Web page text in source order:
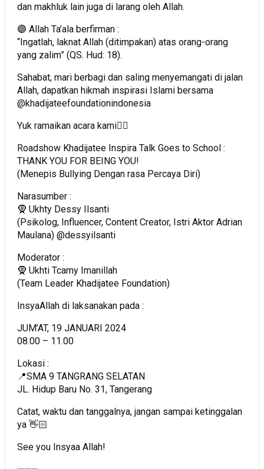
dan makhluk lain juga di larang oleh Allah.
🟣 Allah Ta’ala berfirman :
“Ingatlah, laknat Allah (ditimpakan) atas orang-orang
yang zalim” (QS. Hud: 18).
Sahabat, mari berbagi dan saling menyemangati di jalan
Allah, dapatkan hikmah inspirasi Islami bersama
@khadijateefoundationindonesia
Yuk ramaikan acara kami👇🏻
Roadshow Khadijatee Inspira Talk Goes to School :
THANK YOU FOR BEING YOU!
(Menepis Bullying Dengan rasa Percaya Diri)
Narasumber :
🧕 Ukhty Dessy Ilsanti
(Psikolog, Influencer, Content Creator, Istri Aktor Adrian
Maulana) @dessyilsanti
Moderator :
🧕 Ukhti Tcamy Imanillah
(Team Leader Khadijatee Foundation)
InsyaAllah di laksanakan pada :
JUM’AT, 19 JANUARI 2024
08.00 – 11.00
Lokasi :
📍SMA 9 TANGRANG SELATAN
JL. Hidup Baru No. 31, Tangerang
Catat, waktu dan tanggalnya, jangan sampai ketinggalan
ya 👋🏻
See you Insyaa Allah!